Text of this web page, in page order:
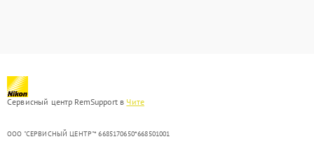
Сервисный центр RemSupport в Чите
ООО "СЕРВИСНЫЙ ЦЕНТР"* 6685170650*668501001